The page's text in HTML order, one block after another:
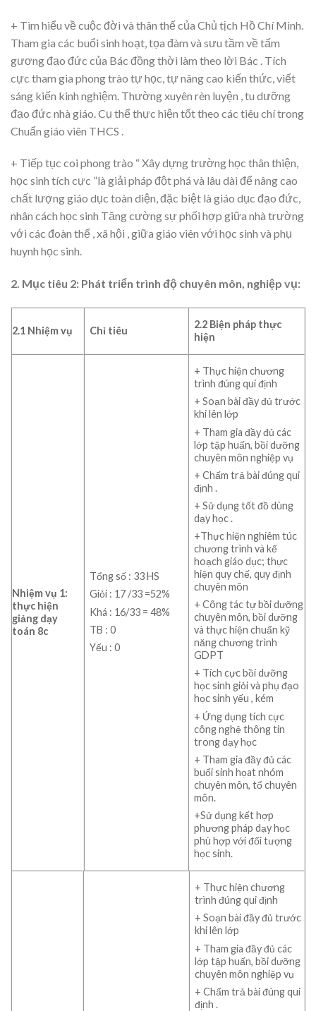
+ Tìm hiểu về cuộc đời và thân thế của Chủ tịch Hồ Chí Minh.
Tham gia các buổi sinh hoạt, tọa đàm và sưu tầm về tấm
gương đạo đức của Bác đồng thời làm theo lời Bác . Tích
cực tham gia phong trào tự học, tự nâng cao kiến thức, viết
sáng kiến kinh nghiệm. Thường xuyên rèn luyện , tu dưỡng
đạo đức nhà giáo. Cụ thể thực hiện tốt theo các tiêu chí trong
Chuẩn giáo viên THCS .
+ Tiếp tục coi phong trào “ Xây dựng trường học thân thiện,
học sinh tích cực ”là giải pháp đột phá và lâu dài để nâng cao
chất lượng giáo dục toàn diện, đặc biệt là giáo dục đạo đức,
nhân cách học sinh Tăng cường sự phối hợp giữa nhà trường
với các đoàn thể , xã hội , giữa giáo viên với học sinh và phụ
huynh học sinh.
2. Mục tiêu 2: Phát triển trình độ chuyên môn, nghiệp vụ:
2.1 Nhiệm vụ Chỉ tiêu
2.2 Biện pháp thực
hiện
Nhiệm vụ 1:
thực hiện
giảng dạy
toán 8c
Tổng số : 33 HS
Giỏi : 17 /33 =52%
Khá : 16/33 = 48%
TB : 0
Yếu : 0
+ Thực hiện chương
trình đúng qui định
+ Soạn bài đầy đủ trước
khi lên lớp
+ Tham gia đầy đủ các
lớp tập huấn, bồi dưỡng
chuyên môn nghiệp vụ
+ Chấm trả bài đúng qui
định .
+ Sử dụng tốt đồ dùng
dạy học .
+Thực hiện nghiêm túc
chương trình và kế
hoạch giáo dục; thực
hiện quy chế, quy định
chuyên môn
+ Công tác tự bồi dưỡng
chuyên môn, bồi dưỡng
và thực hiện chuẩn kỹ
năng chương trình
GDPT
+ Tích cực bồi dưỡng
học sinh giỏi và phụ đạo
học sinh yếu , kém
+ Ứng dụng tích cực
công nghệ thông tin
trong dạy học
+ Tham gia đầy đủ các
buổi sinh họat nhóm
chuyên môn, tổ chuyên
môn.
+Sử dụng kết hợp
phương pháp dạy học
phù hợp với đối tượng
học sinh.
+ Thực hiện chương
trình đúng qui định
+ Soạn bài đầy đủ trước
khi lên lớp
+ Tham gia đầy đủ các
lớp tập huấn, bồi dưỡng
chuyên môn nghiệp vụ
+ Chấm trả bài đúng qui
định .